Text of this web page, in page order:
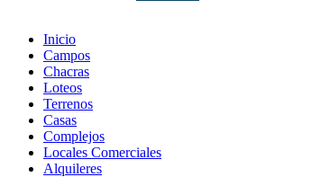
Inicio
Campos
Chacras
Loteos
Terrenos
Casas
Complejos
Locales Comerciales
Alquileres